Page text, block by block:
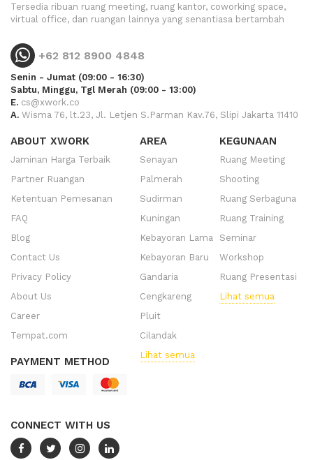
Tersedia ribuan ruang meeting, ruang kantor, coworking space,
virtual office, dan ruangan lainnya yang senantiasa bertambah
+62 812 8900 4848
Senin - Jumat (09:00 - 16:30)
Sabtu, Minggu, Tgl Merah (09:00 - 13:00)
E. cs@xwork.co
A. Wisma 76, lt.23, Jl. Letjen S.Parman Kav.76, Slipi Jakarta 11410
ABOUT XWORK
Jaminan Harga Terbaik
Partner Ruangan
Ketentuan Pemesanan
FAQ
Blog
Contact Us
Privacy Policy
About Us
Career
Tempat.com
PAYMENT METHOD
CONNECT WITH US
AREA
Senayan
Palmerah
Sudirman
Kuningan
Kebayoran Lama
Kebayoran Baru
Gandaria
Cengkareng
Pluit
Cilandak
Lihat semua
KEGUNAAN
Ruang Meeting
Shooting
Ruang Serbaguna
Ruang Training
Seminar
Workshop
Ruang Presentasi
Lihat semua